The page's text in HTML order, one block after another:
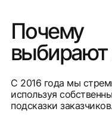
Почему
выбирают
С 2016 года мы
используя
подсказки